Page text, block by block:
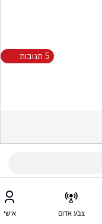
5 תגובות
צבע אדום אישי